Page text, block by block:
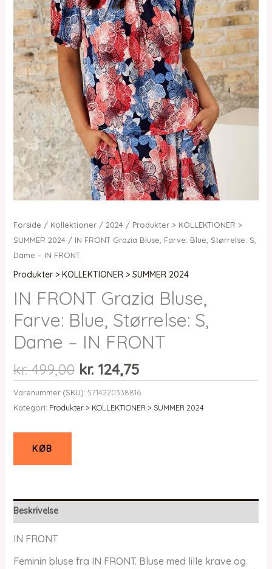
Forside / Kollektioner/ 2024 / Produkter > KOLLEKTIONER >
SUMMER 2024 / IN FRONT Grazia Bluse, Farve: Blue, Størrelse: S,
Dame – IN FRONT
Produkter > KOLLEKTIONER > SUMMER 2024
IN FRONT Grazia Bluse,
Farve: Blue, Størrelse: S,
Dame – IN FRONT
kr.499,00 Den
oprindelige
pris
var:
kr.124,75Den
aktuelle
pris
er:
Varenummer (SKU): 5714220338816
Kategori: Produkter > KOLLEKTIONER > SUMMER 2024
KØB
Beskrivelse
IN FRONT
Feminin bluse fra IN FRONT. Bluse med lille krave og